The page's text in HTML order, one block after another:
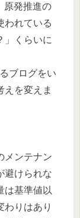
原発推進の
われている
」くらいに
ブログをい
えを変えま
メンテナン
避けられな
は基準値以
わりはあり